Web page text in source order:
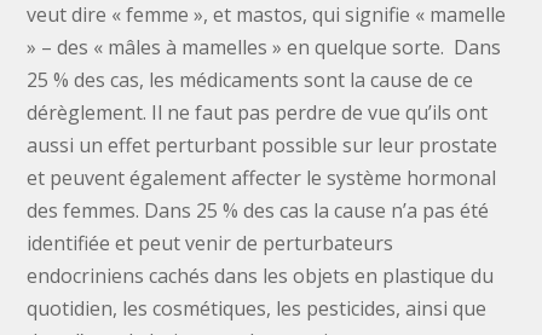
veut dire « femme », et mastos, qui signifie « mamelle
» – des « mâles à mamelles » en quelque sorte. Dans
25 % des cas, les médicaments sont la cause de ce
dérèglement. Il ne faut pas perdre de vue qu’ils ont
aussi un effet perturbant possible sur leur prostate
et peuvent également affecter le système hormonal
des femmes. Dans 25 % des cas la cause n’a pas été
identifiée et peut venir de perturbateurs
endocriniens cachés dans les objets en plastique du
quotidien, les cosmétiques, les pesticides, ainsi que